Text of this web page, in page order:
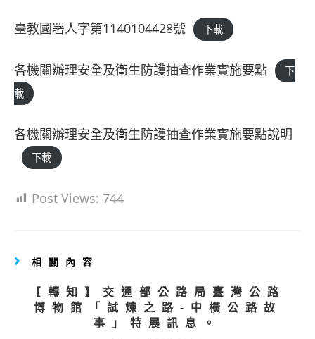
臺教國署人字第1140104428號 下載
各機關辦理安全及衛生防護抽查作業實施要點
下
載
各機關辦理安全及衛生防護抽查作業實施要點說明
下載
Post Views: 744
相關內容
【轉知】交通部公路局臺灣公路
博物館「試煉之路-中橫公路故
事」特展訊息。